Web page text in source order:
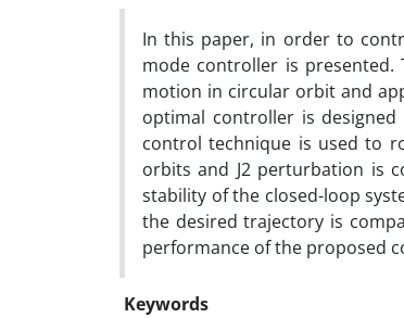
In this paper, in order to
mode controller is
motion in circular orbit and
optimal controller is
control technique is used to
orbits and J2 perturbation is
stability of the closed-loop
the desired trajectory is
performance of the proposed
Keywords